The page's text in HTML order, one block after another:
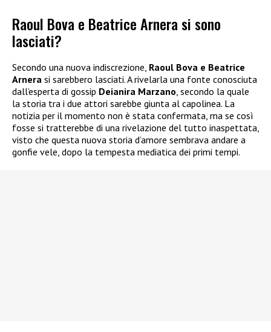
Raoul Bova e Beatrice Arnera si sono
lasciati?
Secondo una nuova indiscrezione, Raoul Bova e Beatrice
Arnera si sarebbero lasciati. A rivelarla una fonte conosciuta
dall’esperta di gossip Deianira Marzano , secondo la quale
la storia tra i due attori sarebbe giunta al capolinea. La
notizia per il momento non è stata confermata, ma se così
fosse si tratterebbe di una rivelazione del tutto inaspettata,
visto che questa nuova storia d’amore sembrava andare a
gonfie vele, dopo la tempesta mediatica dei primi tempi.